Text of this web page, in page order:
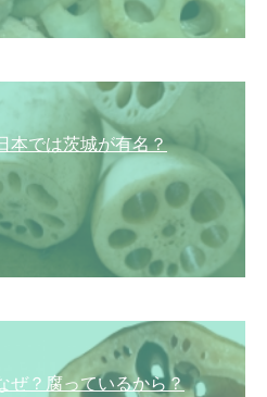
本では茨城が有名？
ぜ？腐っているから？